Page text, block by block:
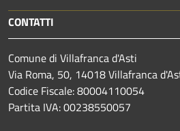
CONTATTI
Comune di Villafranca d'Asti
Via Roma, 50, 14018 Villafranca
Codice Fiscale: 80004110054
Partita IVA: 00238550057